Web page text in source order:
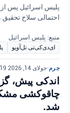
پلیس اسرائیل پس از
احتمالی سلاح
منبع: پلیس اسرائیل
ای‌دی‌کی‌تی تل‌آویو
جرم•جولای 14, 2026 at 10:19 ب.ظ
اندکی پیش،
چاقوکشی
شد.